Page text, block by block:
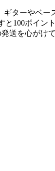
ターやベ
100ポイン
送を心が